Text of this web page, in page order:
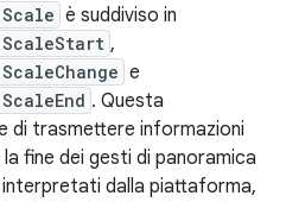
è suddiviso in
,
e
. Questa
di trasmettere informazioni
fine dei gesti di panoramica
dalla piattaforma,